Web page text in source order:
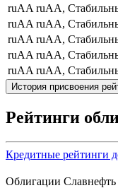
ruAA ruAA,
ruAA ruAA,
ruAA ruAA,
ruAA ruAA,
ruAA ruAA,
История присвоения
Рейтинги
Кредитные рейтинги
Облигации Славнефть